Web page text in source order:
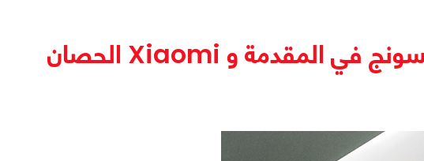
نتائج الربع الثالث من عام 2017، سامسونج في المقدمة و Xiaomi الحصان